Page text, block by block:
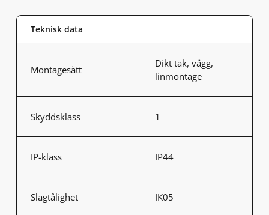
Teknisk data
Montagesätt
Dikt tak, vägg,
linmontage
Skyddsklass 1
IP-klass IP44
Slagtålighet IK05